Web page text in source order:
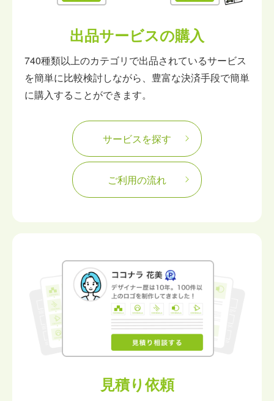
出品サービスの購入
740種類以上のカテゴリで出品されているサービス
を簡単に比較検討しながら、豊富な決済手段で簡単
に購入することができます。
サービスを探す
ご利用の流れ
見積り依頼